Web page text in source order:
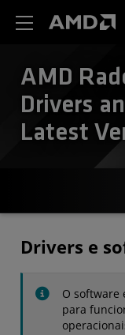
AMD
Drivers
Latest
Drivers e
O software
para